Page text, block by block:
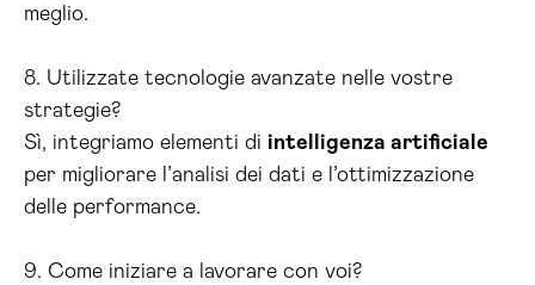
meglio.
8. Utilizzate tecnologie avanzate nelle vostre
strategie?
Sì, integriamo elementi di intelligenza artificiale
per migliorare l’analisi dei dati e l’ottimizzazione
delle performance.
9. Come iniziare a lavorare con voi?